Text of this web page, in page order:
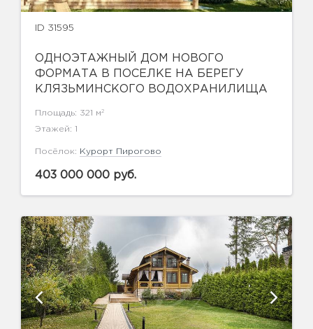
ID 31595
ОДНОЭТАЖНЫЙ ДОМ НОВОГО
ФОРМАТА В ПОСЕЛКЕ НА БЕРЕГУ
КЛЯЗЬМИНСКОГО ВОДОХРАНИЛИЩА
Площадь: 321 м 2
Этажей: 1
Посёлок: Курорт Пирогово
403 000 000 руб.